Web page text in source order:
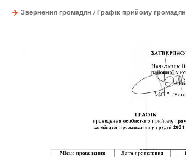
Звернення громадян / Графік прийому громадян